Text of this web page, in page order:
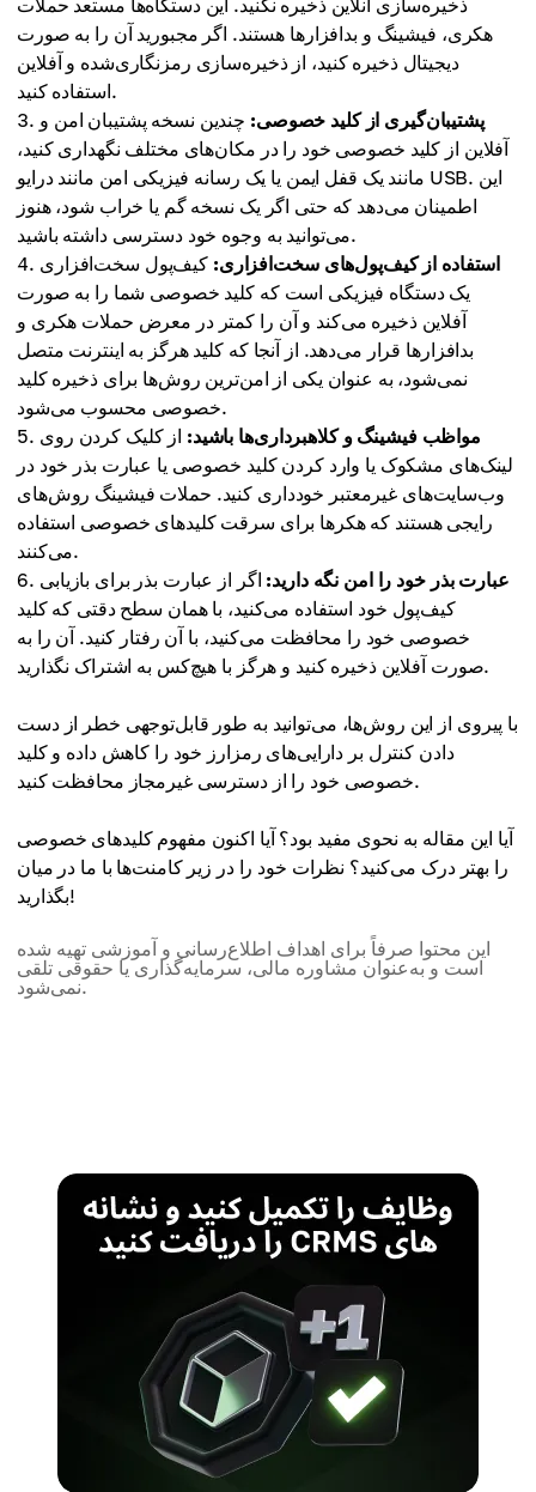
ذخیره‌سازی آنلاین ذخیره نکنید. این دستگاه‌ها مستعد حملات
هکری، فیشینگ و بدافزارها هستند. اگر مجبورید آن را به صورت
دیجیتال ذخیره کنید، از ذخیره‌سازی رمزنگاری‌شده و آفلاین
استفاده کنید.
پشتیبان‌گیری از کلید خصوصی: چندین نسخه پشتیبان امن و
آفلاین از کلید خصوصی خود را در مکان‌های مختلف نگهداری کنید،
مانند یک قفل ایمن یا یک رسانه فیزیکی امن مانند درایو USB. این
اطمینان می‌دهد که حتی اگر یک نسخه گم یا خراب شود، هنوز
می‌توانید به وجوه خود دسترسی داشته باشید.
استفاده از کیف‌پول‌های سخت‌افزاری: کیف‌پول سخت‌افزاری
یک دستگاه فیزیکی است که کلید خصوصی شما را به صورت
آفلاین ذخیره می‌کند و آن را کمتر در معرض حملات هکری و
بدافزارها قرار می‌دهد. از آنجا که کلید هرگز به اینترنت متصل
نمی‌شود، به عنوان یکی از امن‌ترین روش‌ها برای ذخیره کلید
خصوصی محسوب می‌شود.
مواظب فیشینگ و کلاهبرداری‌ها باشید: از کلیک کردن روی
لینک‌های مشکوک یا وارد کردن کلید خصوصی یا عبارت بذر خود در
وب‌سایت‌های غیرمعتبر خودداری کنید. حملات فیشینگ روش‌های
رایجی هستند که هکرها برای سرقت کلیدهای خصوصی استفاده
می‌کنند.
عبارت بذر خود را امن نگه دارید: اگر از عبارت بذر برای بازیابی
کیف‌پول خود استفاده می‌کنید، با همان سطح دقتی که کلید
خصوصی خود را محافظت می‌کنید، با آن رفتار کنید. آن را به
صورت آفلاین ذخیره کنید و هرگز با هیچ‌کس به اشتراک نگذارید.
با پیروی از این روش‌ها، می‌توانید به طور قابل‌توجهی خطر از دست
دادن کنترل بر دارایی‌های رمزارز خود را کاهش داده و کلید
خصوصی خود را از دسترسی غیرمجاز محافظت کنید.
آیا این مقاله به نحوی مفید بود؟ آیا اکنون مفهوم کلیدهای خصوصی
را بهتر درک می‌کنید؟ نظرات خود را در زیر کامنت‌ها با ما در میان
بگذارید!
این محتوا صرفاً برای اهداف اطلاع‌رسانی و آموزشی تهیه شده
است و به‌عنوان مشاوره مالی، سرمایه‌گذاری یا حقوقی تلقی
نمی‌شود.